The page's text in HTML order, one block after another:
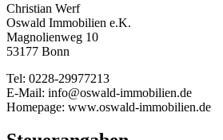
Christian Werf
Oswald Immobilien e.K.
Magnolienweg 10
53177 Bonn
Tel: 0228-29977213
E-Mail: info@oswald-immobilien.de
Homepage: www.oswald-immobilien.de